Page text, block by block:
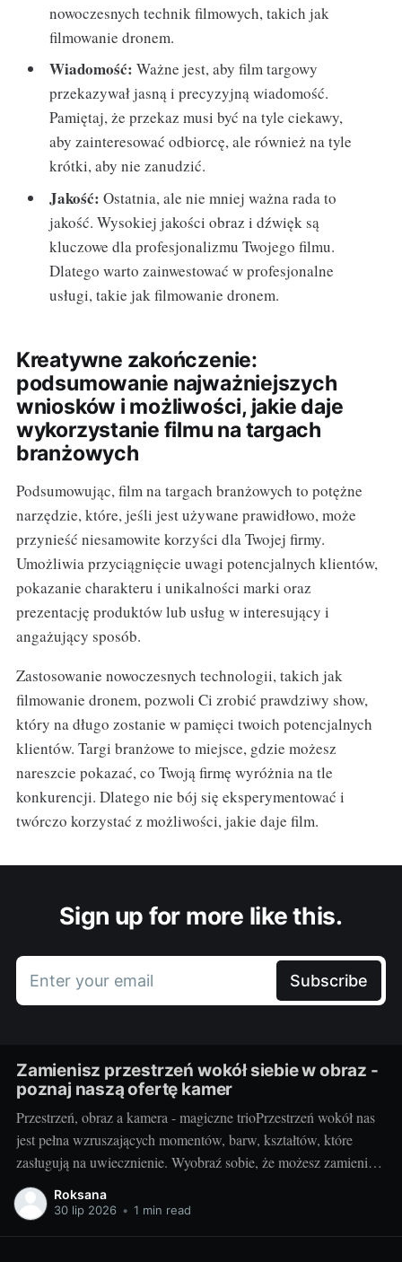
nowoczesnych technik filmowych, takich jak
filmowanie dronem.
Wiadomość: Ważne jest, aby film targowy
przekazywał jasną i precyzyjną wiadomość.
Pamiętaj, że przekaz musi być na tyle ciekawy,
aby zainteresować odbiorcę, ale również na tyle
krótki, aby nie zanudzić.
Jakość: Ostatnia, ale nie mniej ważna rada to
jakość. Wysokiej jakości obraz i dźwięk są
kluczowe dla profesjonalizmu Twojego filmu.
Dlatego warto zainwestować w profesjonalne
usługi, takie jak filmowanie dronem.
Kreatywne zakończenie:
podsumowanie najważniejszych
wniosków i możliwości, jakie daje
wykorzystanie filmu na targach
branżowych
Podsumowując, film na targach branżowych to potężne
narzędzie, które, jeśli jest używane prawidłowo, może
przynieść niesamowite korzyści dla Twojej firmy.
Umożliwia przyciągnięcie uwagi potencjalnych klientów,
pokazanie charakteru i unikalności marki oraz
prezentację produktów lub usług w interesujący i
angażujący sposób.
Zastosowanie nowoczesnych technologii, takich jak
filmowanie dronem, pozwoli Ci zrobić prawdziwy show,
który na długo zostanie w pamięci twoich potencjalnych
klientów. Targi branżowe to miejsce, gdzie możesz
nareszcie pokazać, co Twoją firmę wyróżnia na tle
konkurencji. Dlatego nie bój się eksperymentować i
twórczo korzystać z możliwości, jakie daje film.
Sign up for more like this.
Enter your email Subscribe
Zamienisz przestrzeń wokół siebie w obraz -
poznaj naszą ofertę kamer
Przestrzeń, obraz a kamera - magiczne trioPrzestrzeń wokół nas
jest pełna wzruszających momentów, barw, kształtów, które
zasługują na uwiecznienie. Wyobraź sobie, że możesz zamienić
otaczający cię świat w jednym migawki w piękny,
niepowtarzalny obraz. Taką możliwość daje ci kamera.
Roksana
30 lip 2026 • 1 min read